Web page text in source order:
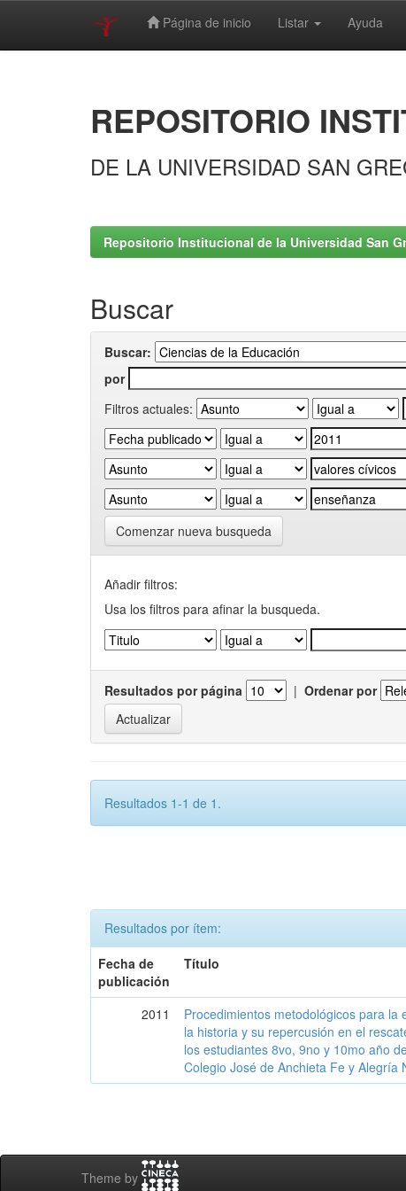
Página de inicio Listar Ayuda
REPOSITORIO
DE LA UNIVERSIDAD SAN
Repositorio Institucional de la Universidad San
Buscar
Buscar:
por
Filtros actuales:
Comenzar nueva busqueda
Añadir filtros:
Usa los filtros para afinar la busqueda.
Resultados por página | Ordenar por
Resultados 1-1 de 1.
Resultados por ítem:
Fecha de
publicación
Título
2011
Procedimientos metodológicos para la
la historia y su repercusión en el
los estudiantes 8vo, 9no y 10mo año
Colegio José de Anchieta Fe y Alegría
Theme by